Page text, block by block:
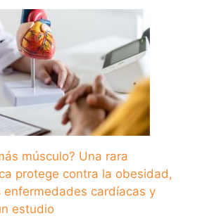
músculo? Una rara
protege contra la obesidad,
cardíacas y
estudio